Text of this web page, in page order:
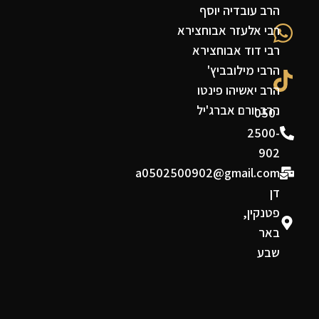
050-
2500-
902
a0502500902@gmail.com
דן
פטנקין,
באר
שבע
הרב עובדיה יוסף
רבי אלעזר אבוחצירא
רבי דוד אבוחצירא
הרבי מילובביץ'
הרב יאשיהו פינטו
הרב יורם אברג'יל